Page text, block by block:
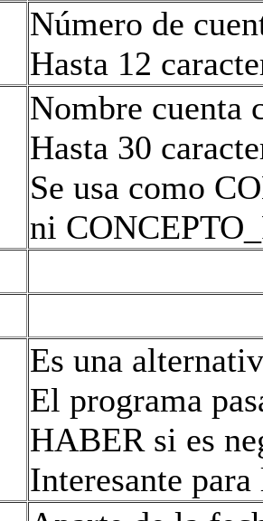
Número de
Hasta 12
Nombre cuenta
Hasta 30
Se usa como
ni
Es una
El programa
HABER si es
Interesante